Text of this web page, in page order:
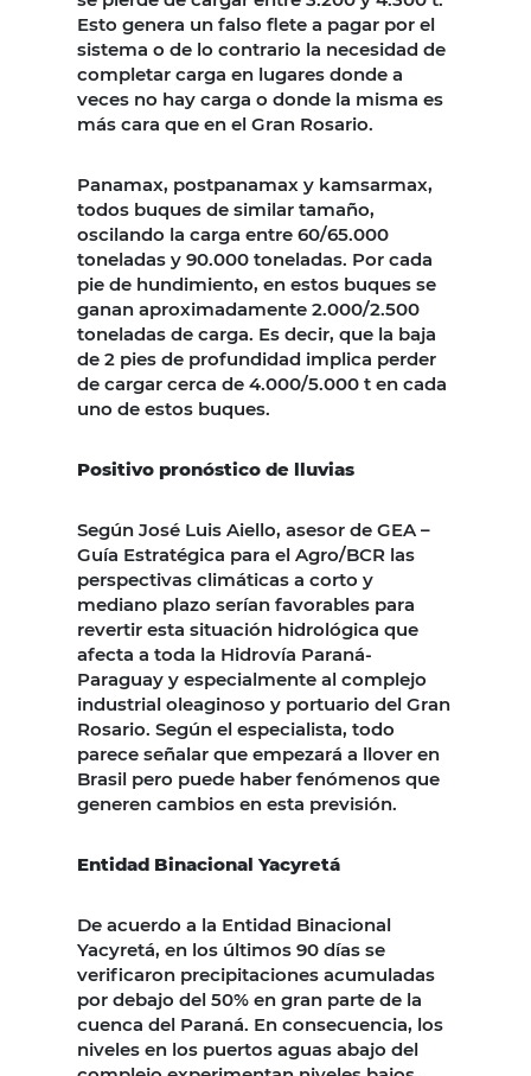
Esto genera un falso flete a pagar por el
sistema o de lo contrario la necesidad de
completar carga en lugares donde a
veces no hay carga o donde la misma es
más cara que en el Gran Rosario.
Panamax, postpanamax y kamsarmax,
todos buques de similar tamaño,
oscilando la carga entre 60/65.000
toneladas y 90.000 toneladas. Por cada
pie de hundimiento, en estos buques se
ganan aproximadamente 2.000/2.500
toneladas de carga. Es decir, que la baja
de 2 pies de profundidad implica perder
de cargar cerca de 4.000/5.000 t en cada
uno de estos buques.
Positivo pronóstico de lluvias
Según José Luis Aiello, asesor de GEA –
Guía Estratégica para el Agro/BCR las
perspectivas climáticas a corto y
mediano plazo serían favorables para
revertir esta situación hidrológica que
afecta a toda la Hidrovía Paraná-
Paraguay y especialmente al complejo
industrial oleaginoso y portuario del Gran
Rosario. Según el especialista, todo
parece señalar que empezará a llover en
Brasil pero puede haber fenómenos que
generen cambios en esta previsión.
Entidad Binacional Yacyretá
De acuerdo a la Entidad Binacional
Yacyretá, en los últimos 90 días se
verificaron precipitaciones acumuladas
por debajo del 50% en gran parte de la
cuenca del Paraná. En consecuencia, los
niveles en los puertos aguas abajo del